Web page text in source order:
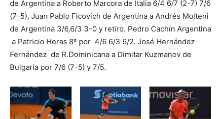
de Argentina a Roberto Marcora de Italia 6/4 6/7 (2-7) 7/6
(7-5), Juan Pablo Ficovich de Argentina a Andrés Molteni
de Argentina 3/6,6/3 3-0 y retiro. Pedro Cachín Argentina
a Patricio Heras 8º por 4/6 6/3 6/2. José Hernández
Fernández de R.Dominicana a Dimitar Kuzmanov de
Bulgaria por 7/6 (7-5) y 7/5.